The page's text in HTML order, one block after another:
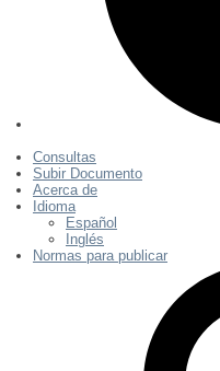
Consultas
Subir Documento
Acerca de
Idioma
Español
Inglés
Normas para publicar